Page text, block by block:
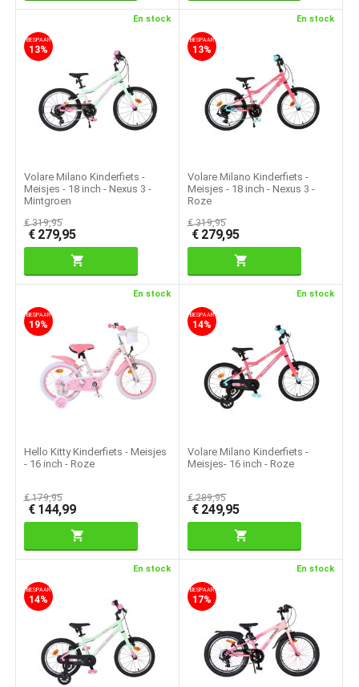
En stock
BESPAAR
13%
Volare Milano Kinderfiets -
Meisjes - 18 inch - Nexus 3 -
Mintgroen
€319,95
€ 279,95
En stock
BESPAAR
13%
Volare Milano Kinderfiets -
Meisjes - 18 inch - Nexus 3 -
Roze
€319,95
€ 279,95
En stock
BESPAAR
19%
Hello Kitty Kinderfiets - Meisjes
- 16 inch - Roze
€179,95
€ 144,99
En stock
BESPAAR
14%
Volare Milano Kinderfiets -
Meisjes- 16 inch - Roze
€289,95
€ 249,95
En stock
BESPAAR
14%
En stock
BESPAAR
17%